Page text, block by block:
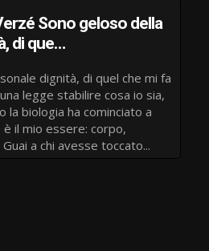
Sono geloso della
di que…
intelletto, spirito, in unum. Guai a chi avesse toccato...